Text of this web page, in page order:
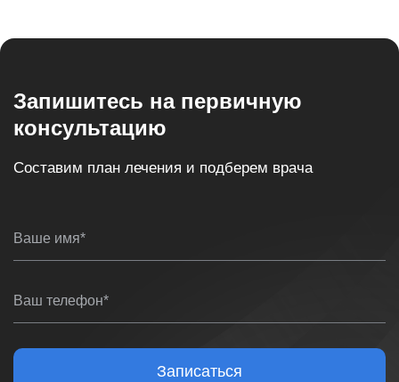
Запишитесь на первичную
консультацию
Составим план лечения и подберем врача
Ваше имя*
Ваш телефон*
Записаться